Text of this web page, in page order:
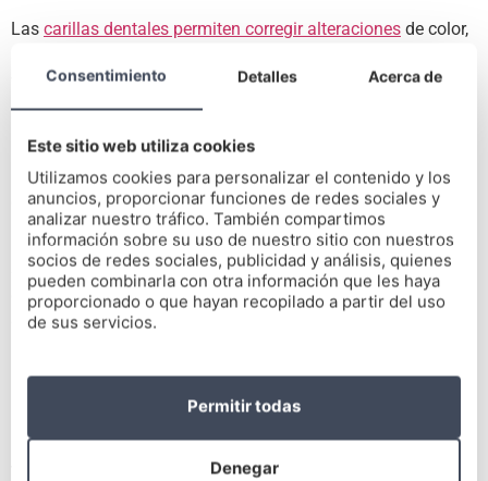
Las carillas dentales permiten corregir alteraciones de color,
van a corregir con ortodoncia. Este tratamiento dental
estético es muy común y
Ponerse unas carillas dentales es algo completamente
indoloro y queconsigue resultados inmediatos. Además de
que unas carillas dentales duran años y no hay que
reemplazarlas a menos que se rompan.
Son elementos que se crean a medida de cada pacientecon
el fin de que tenga la mayor naturalidad posible al ser
colocados junto al resto de dientes.
Carillas dentales
Como podéis observar, tanto el blanqueamiento dental como
la implantación de carillas dentales son algunos de los
tratamientos de estética dentalmás valorados y más
Consentimiento Detalles Acerca de
Este sitio web utiliza cookies
Utilizamos cookies para personalizar el contenido y los
anuncios, proporcionar funciones de redes sociales y
analizar nuestro tráfico. También compartimos
información sobre su uso de nuestro sitio con nuestros
socios de redes sociales, publicidad y análisis, quienes
pueden combinarla con otra información que les haya
proporcionado o que hayan recopilado a partir del uso
de sus servicios.
Denegar
Permitir todas